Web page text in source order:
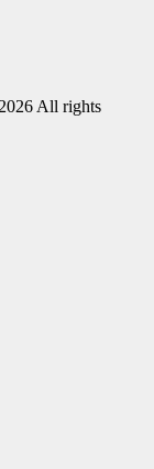
All rights